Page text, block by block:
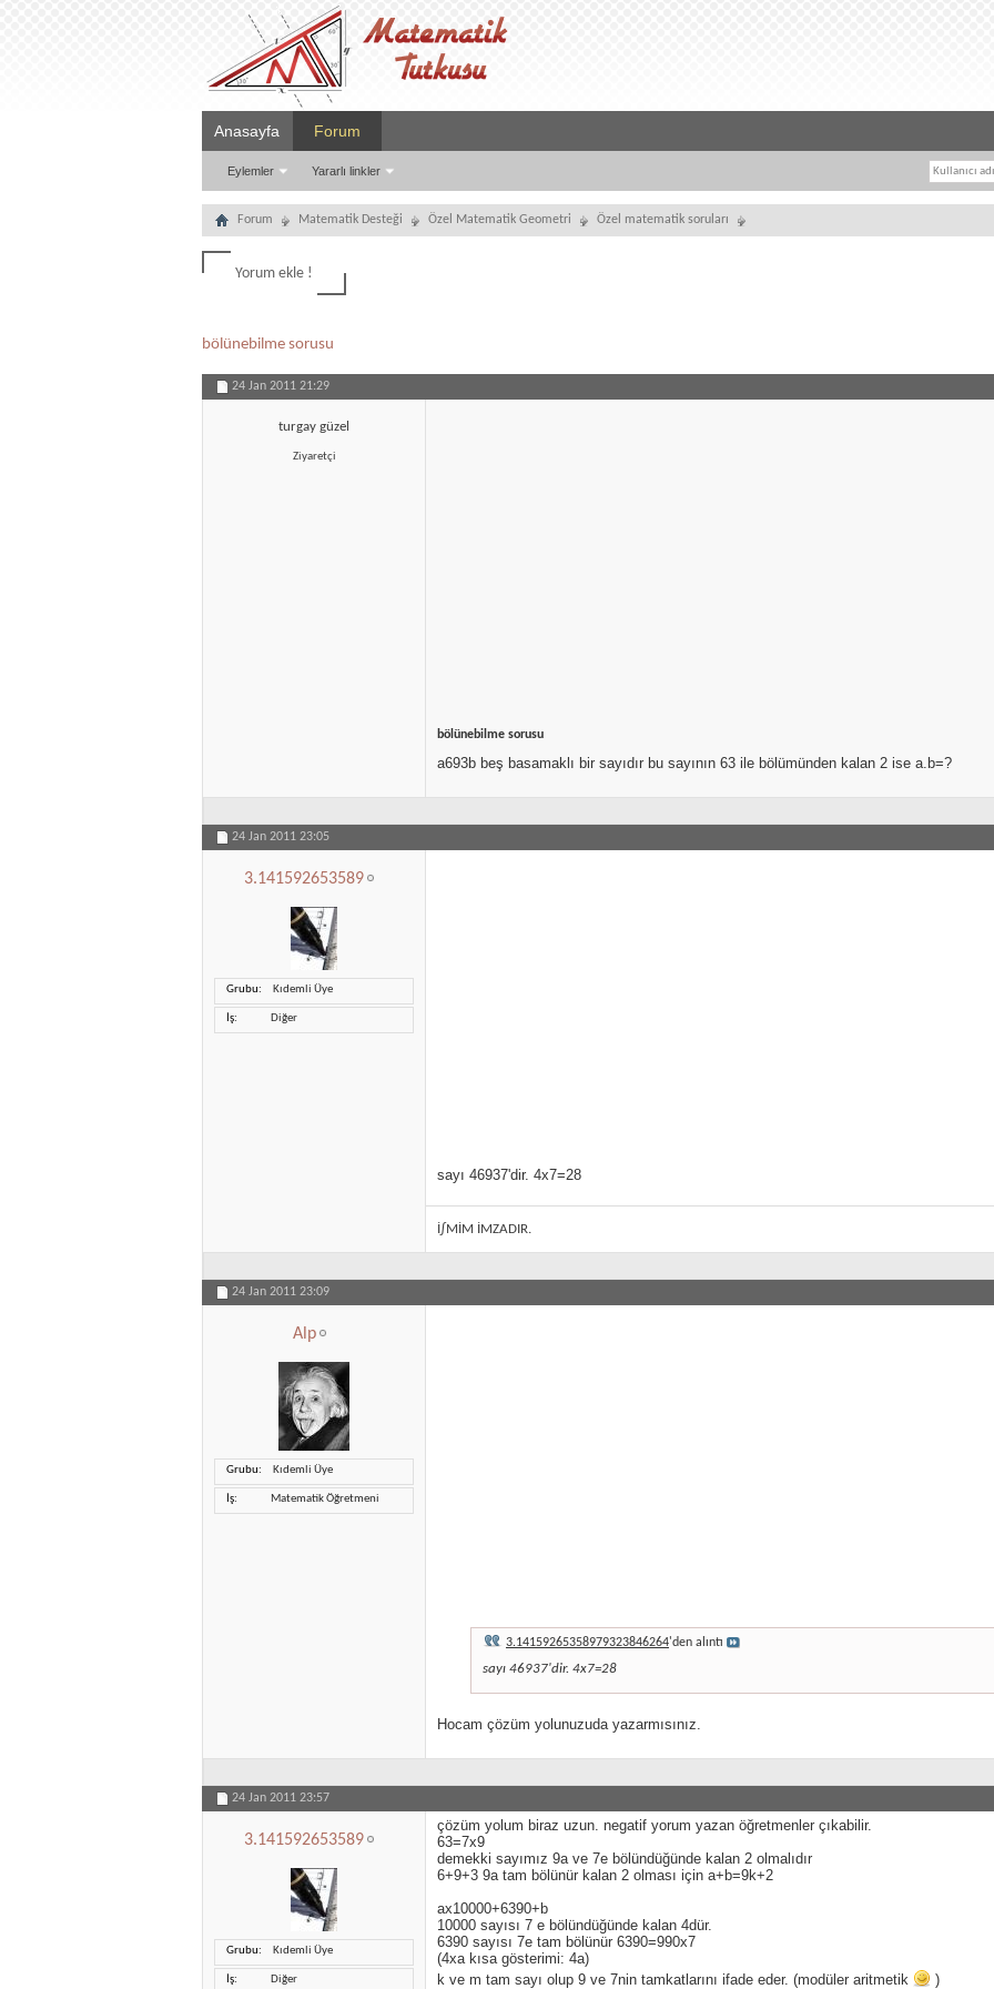
Anasayfa Forum
Eylemler Yararlı linkler
Forum Matematik Desteği Özel Matematik Geometri Özel matematik soruları
Yorum ekle !
bölünebilme sorusu
24 Jan 2011 21:29
turgay güzel
Ziyaretçi
bölünebilme sorusu
a693b beş basamaklı bir sayıdır bu sayının 63 ile bölümünden kalan 2 ise a.b=?
24 Jan 2011 23:05
3.141592653589
Grubu Kıdemli Üye
İş Diğer
sayı 46937'dir. 4x7=28
İ∫MİM İMZADIR.
24 Jan 2011 23:09
Alp
Grubu Kıdemli Üye
İş Matematik Öğretmeni
3.14159265358979323846264'den alıntı
sayı 46937'dir. 4x7=28
Hocam çözüm yolunuzuda yazarmısınız.
24 Jan 2011 23:57
3.141592653589
Grubu Kıdemli Üye
İş Diğer
çözüm yolum biraz uzun. negatif yorum yazan öğretmenler çıkabilir.
63=7x9
demekki sayımız 9a ve 7e bölündüğünde kalan 2 olmalıdır
6+9+3 9a tam bölünür kalan 2 olması için a+b=9k+2
ax10000+6390+b
10000 sayısı 7 e bölündüğünde kalan 4dür.
6390 sayısı 7e tam bölünür 6390=990x7
(4xa kısa gösterimi: 4a)
k ve m tam sayı olup 9 ve 7nin tamkatlarını ifade eder. (modüler aritmetik
)